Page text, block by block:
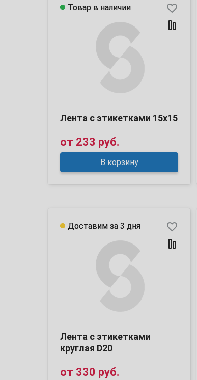
Лента с этикетками 15х15
favorite_border
от 233 руб.
Товар в наличии
Товар в наличии
В корзину
Лента с этикетками
круглая D20
favorite_border
от 330 руб.
Доставим за 3 дня
Доставим за 3 дня